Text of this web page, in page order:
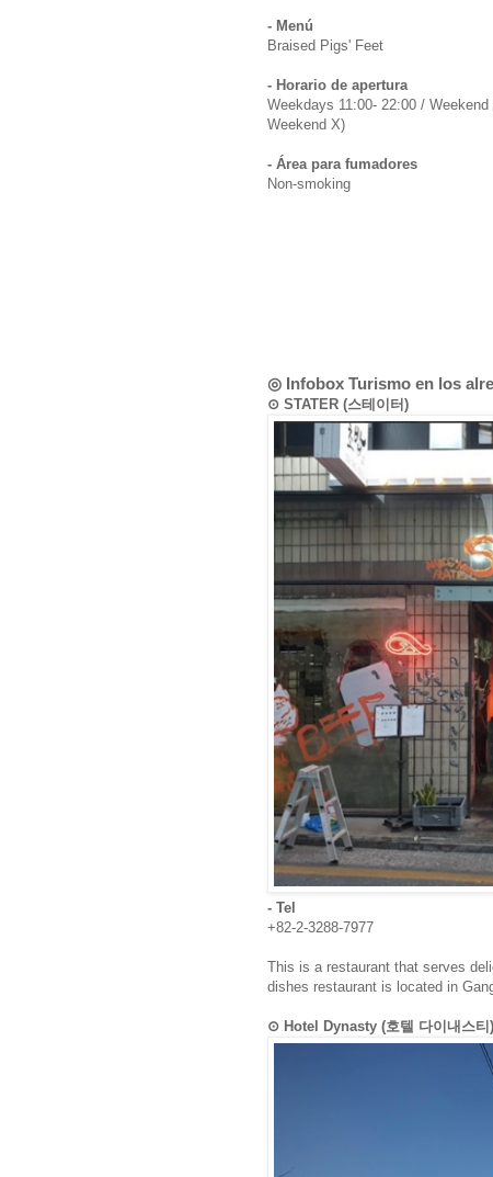
- Menú
Braised Pigs' Feet
- Horario de apertura
Weekdays 11:00- 22:00 /
Weekend X)
- Área para fumadores
Non-smoking
◎ Infobox Turismo en los
⊙ STATER (스테이터)
- Tel
+82-2-3288-7977
This is a restaurant that serves
dishes restaurant is located in
⊙ Hotel Dynasty (호텔 다이내스티)